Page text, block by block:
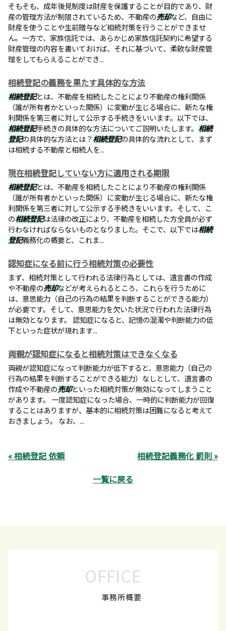
そもそも、成年後見制度は財産を保護することが目的であり、財
産の管理方法が制限されているため、不動産の売却など、自由に
財産を使うことや生前贈与など相続対策を行うことができませ
ん。一方で、家族信託では、あらかじめ家族信託契約に希望する
財産管理の内容を書いておけば、それに基づいて、柔軟な財産管
理をしてもらえることができ...
相続登記の義務を果たす具体的な方法
相続登記とは、不動産を相続したことにより不動産の権利関係
（誰が所有者かといった関係）に変動が生じる場合に、新たな権
利関係を第三者に対して公示する手続きをいいます。以下では、
相続登記手続きの具体的な方法についてご説明いたします。 相続
登記の具体的な方法とは？相続登記の具体的な流れとして、まず
は相続する不動産と相続人を...
現在相続登記していない方に適用される期限
相続登記とは、不動産を相続したことにより不動産の権利関係
（誰が所有者かといった関係）に変動が生じる場合に、新たな権
利関係を第三者に対して公示する手続きをいいます。そして、こ
の相続登記は法律の改正により、不動産を相続した方全員が必ず
行わなければならないものとなりました。そこで、以下では相続
登記義務化の概要と、これま...
認知症になる前に行う相続対策の必要性
まず、相続対策として行われる法律行為としては、遺言書の作成
や不動産の売却などが考えられるところ、これらを行うために
は、意思能力（自己の行為の結果を判断することができる能力）
が必要です。そして、意思能力を欠いた状況で行われた法律行為
は無効となります。 認知症になると、記憶の混濁や判断能力の低
下といった症状が現れます...
両親が認知症になると相続対策はできなくなる
両親が認知症になって判断能力が低下すると、意思能力（自己の
行為の結果を判断することができる能力）なしとして、遺言書の
作成や不動産の売却といった相続対策が無効になってしまうこと
があります。 一度認知症になった場合、一時的に判断能力が回復
することはありますが、基本的に相続対策は困難になると考えて
おきましょう。 なお、...
« 相続登記 依頼
相続登記義務化 罰則 »
一覧に戻る
OFFICE
事務所概要